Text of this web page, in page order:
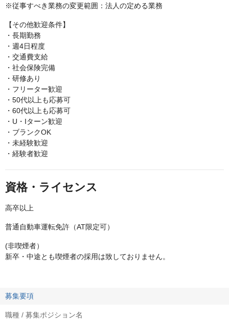
※従事すべき業務の変更範囲：法人の定める業務
【その他歓迎条件】
・長期勤務
・週4日程度
・交通費支給
・社会保険完備
・研修あり
・フリーター歓迎
・50代以上も応募可
・60代以上も応募可
・U・Iターン歓迎
・ブランクOK
・未経験歓迎
・経験者歓迎
資格・ライセンス
高卒以上
普通自動車運転免許（AT限定可）
(非喫煙者）
新卒・中途とも喫煙者の採用は致しておりません。
募集要項
職種 / 募集ポジション名